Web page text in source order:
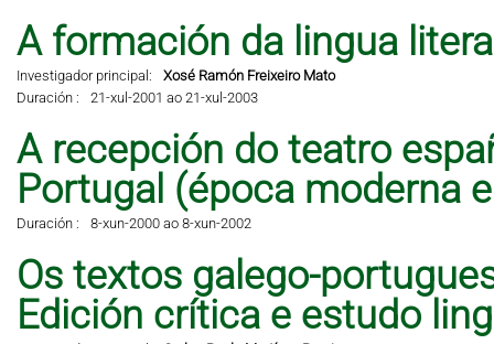
A formación da lingua
Investigador principal:
Xosé Ramón Freixeiro Mato
Duración :
21-xul-2001 ao 21-xul-2003
A recepción do teatro
Portugal (época moderna
Duración : 8-xun-2000 ao 8-xun-2002
Os textos galego-
Edición crítica e estudo